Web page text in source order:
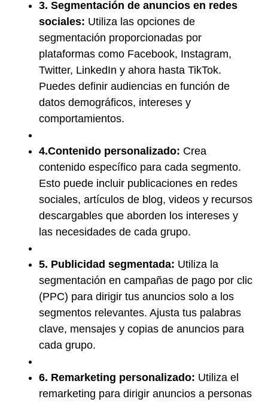
3. Segmentación de anuncios en redes
sociales: Utiliza las opciones de
segmentación proporcionadas por
plataformas como Facebook, Instagram,
Twitter, LinkedIn y ahora hasta TikTok.
Puedes definir audiencias en función de
datos demográficos, intereses y
comportamientos.
4.Contenido personalizado: Crea
contenido específico para cada segmento.
Esto puede incluir publicaciones en redes
sociales, artículos de blog, videos y recursos
descargables que aborden los intereses y
las necesidades de cada grupo.
5. Publicidad segmentada: Utiliza la
segmentación en campañas de pago por clic
(PPC) para dirigir tus anuncios solo a los
segmentos relevantes. Ajusta tus palabras
clave, mensajes y copias de anuncios para
cada grupo.
6. Remarketing personalizado: Utiliza el
remarketing para dirigir anuncios a personas